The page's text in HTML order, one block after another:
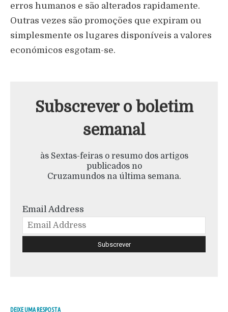
erros humanos e são alterados rapidamente.
Outras vezes são promoções que expiram ou
simplesmente os lugares disponíveis a valores
económicos esgotam-se.​​​​​​​​​​​​​​​​
Subscrever o boletim
semanal
às Sextas-feiras o resumo dos artigos
publicados no
Cruzamundos na última semana.
Email Address
DEIXE UMA RESPOSTA